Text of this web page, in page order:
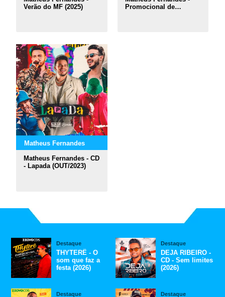
Verão do MF (2025)
Promocional de
Matheus Fernandes
Matheus Fernandes - CD
- Lapada (OUT/2023)
Destaque
THYTERÊ - O
som que faz a
festa (2026)
Destaque
DEJA RIBEIRO -
CD - Sem limites
(2026)
Destaque Destaque